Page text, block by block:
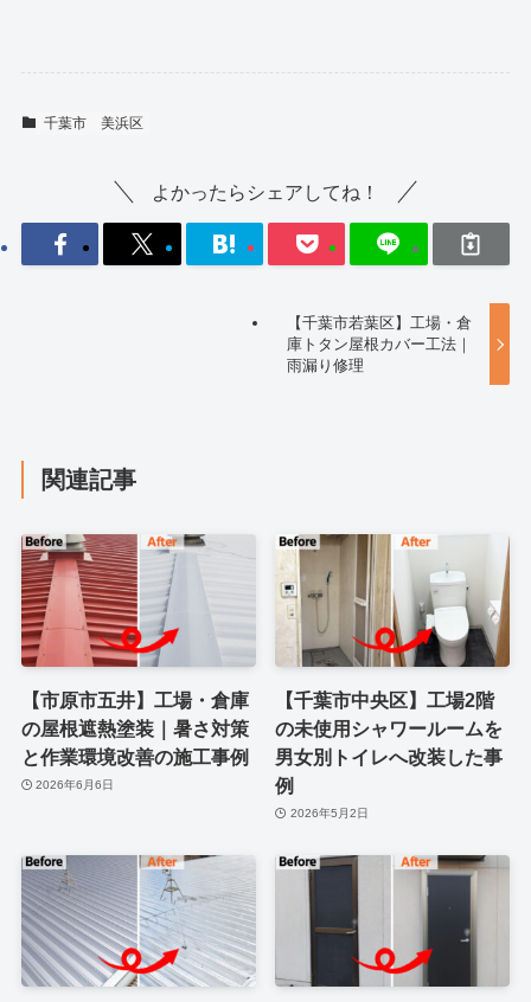
千葉市 美浜区
よかったらシェアしてね！
【千葉市若葉区】工場・倉
庫トタン屋根カバー工法｜
雨漏り修理
関連記事
【市原市五井】工場・倉庫
の屋根遮熱塗装｜暑さ対策
と作業環境改善の施工事例
2026年6月6日
【千葉市中央区】工場2階
の未使用シャワールームを
男女別トイレへ改装した事
例
2026年5月2日